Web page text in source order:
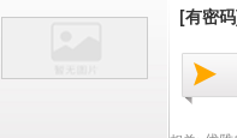
[有密